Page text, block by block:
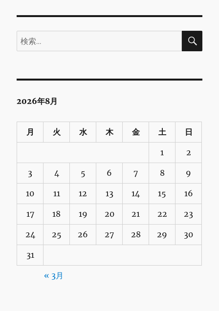
検
索:
検
2026年8月
月 火 水 木 金 土 日
1 2
3 4 5 6 7 8 9
10 11 12 13 14 15 16
17 18 19 20 21 22 23
24 25 26 27 28 29 30
31
« 3月